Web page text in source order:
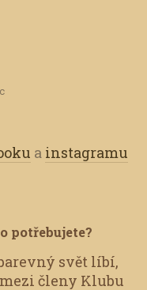
a instagramu
potřebujete?
svět líbí,
členy Klubu